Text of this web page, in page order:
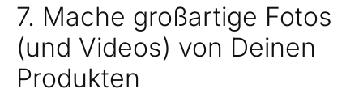
7. Mache großartige Fotos
(und Videos) von Deinen
Produkten